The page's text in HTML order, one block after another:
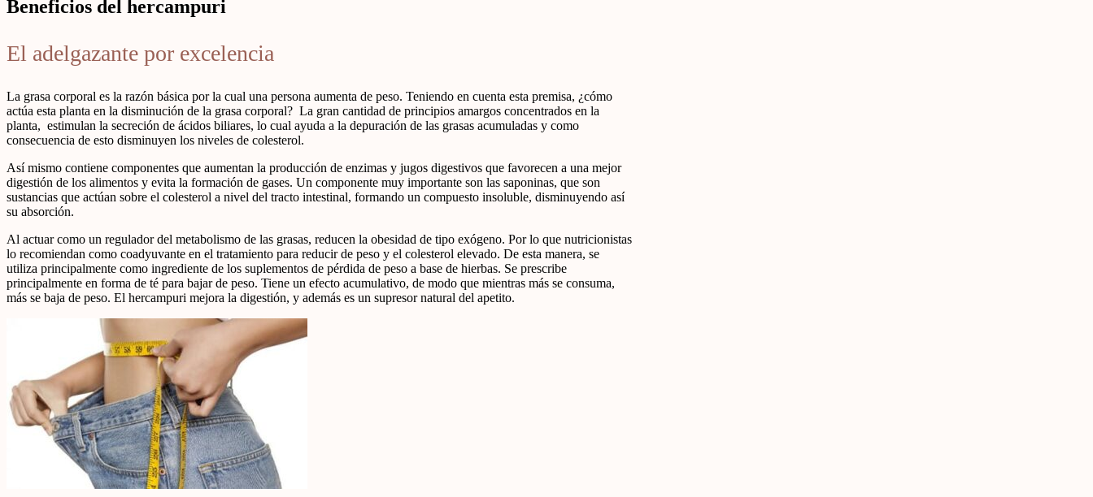
Beneficios del hercampuri
El adelgazante por excelencia
La grasa corporal es la razón básica por la cual una persona aumenta de peso. Teniendo en cuenta esta premisa, ¿cómo
actúa esta planta en la disminución de la grasa corporal? La gran cantidad de principios amargos concentrados en la
planta, estimulan la secreción de ácidos biliares, lo cual ayuda a la depuración de las grasas acumuladas y como
consecuencia de esto disminuyen los niveles de colesterol.
Así mismo contiene componentes que aumentan la producción de enzimas y jugos digestivos que favorecen a una mejor
digestión de los alimentos y evita la formación de gases. Un componente muy importante son las saponinas, que son
sustancias que actúan sobre el colesterol a nivel del tracto intestinal, formando un compuesto insoluble, disminuyendo así
su absorción.
Al actuar como un regulador del metabolismo de las grasas, reducen la obesidad de tipo exógeno. Por lo que nutricionistas
lo recomiendan como coadyuvante en el tratamiento para reducir de peso y el colesterol elevado. De esta manera, se
utiliza principalmente como ingrediente de los suplementos de pérdida de peso a base de hierbas. Se prescribe
principalmente en forma de té para bajar de peso. Tiene un efecto acumulativo, de modo que mientras más se consuma,
más se baja de peso. El hercampuri mejora la digestión, y además es un supresor natural del apetito.